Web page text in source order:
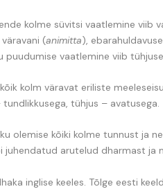
kolme süvitsi vaatlemine viib
(animitta),
puudumise vaatlemine viib
kolm väravat eriliste
tühjus – avatusega.
olemise kõiki kolme tunnust ja
juhendatud arutelud dharmast ja
inglise keeles. Tõlge eesti